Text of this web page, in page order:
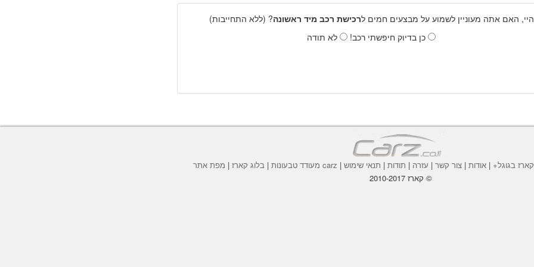
היי, האם אתה מעוניין לשמוע על מבצעים חמים לרכישת רכב מיד ראשונה? (ללא התחייבות)
כן בדיוק חיפשתי רכב!
לא תודה
קארז בגוגל+ | אודות | צור קשר | עזרה | תודות | תנאי שימוש | carz מעודד טבעונות | בלוג קארז | מפת אתר
© קארז 2010-2017